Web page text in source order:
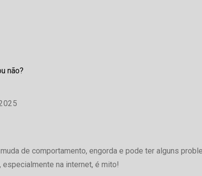
de comportamento, engorda e pode ter alguns
na internet, é mito!